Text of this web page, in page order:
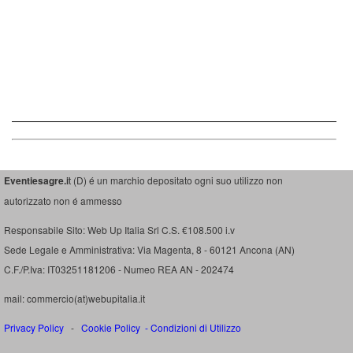
Eventiesagre.it (D) é un marchio depositato ogni suo utilizzo non
autorizzato non é ammesso
Responsabile Sito: Web Up Italia Srl C.S. €108.500 i.v
Sede Legale e Amministrativa: Via Magenta, 8 - 60121 Ancona (AN)
C.F./P.Iva: IT03251181206 - Numeo REA AN - 202474
mail: commercio(at)webupitalia.it
Privacy Policy - Cookie Policy -Condizioni di Utilizzo